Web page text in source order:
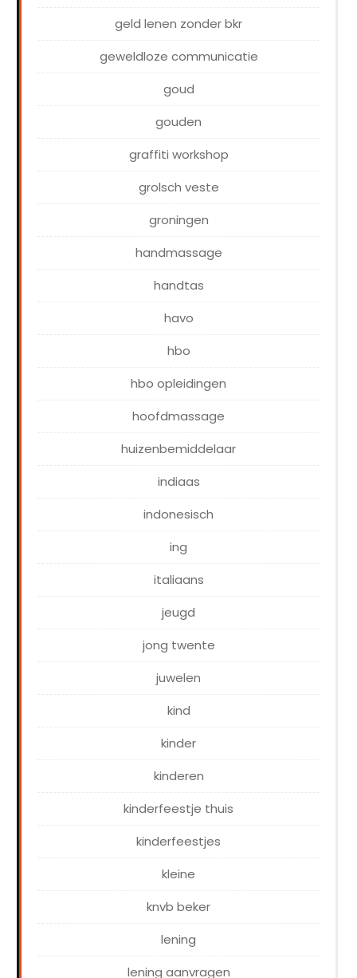
geld lenen zonder bkr
geweldloze communicatie
goud
gouden
graffiti workshop
grolsch veste
groningen
handmassage
handtas
havo
hbo
hbo opleidingen
hoofdmassage
huizenbemiddelaar
indiaas
indonesisch
ing
italiaans
jeugd
jong twente
juwelen
kind
kinder
kinderen
kinderfeestje thuis
kinderfeestjes
kleine
knvb beker
lening
lening aanvragen